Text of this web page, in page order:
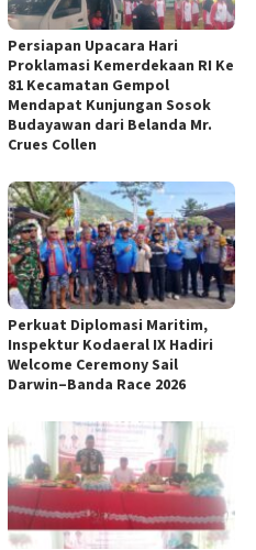
Persiapan Upacara Hari
Proklamasi Kemerdekaan RI Ke
81 Kecamatan Gempol
Mendapat Kunjungan Sosok
Budayawan dari Belanda Mr.
Crues Collen
Perkuat Diplomasi Maritim,
Inspektur Kodaeral IX Hadiri
Welcome Ceremony Sail
Darwin–Banda Race 2026